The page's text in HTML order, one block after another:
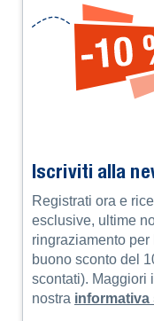
Iscriviti alla
Registrati ora e
esclusive, ultime
ringraziamento
buono sconto del
scontati). Maggiori
nostra informativa